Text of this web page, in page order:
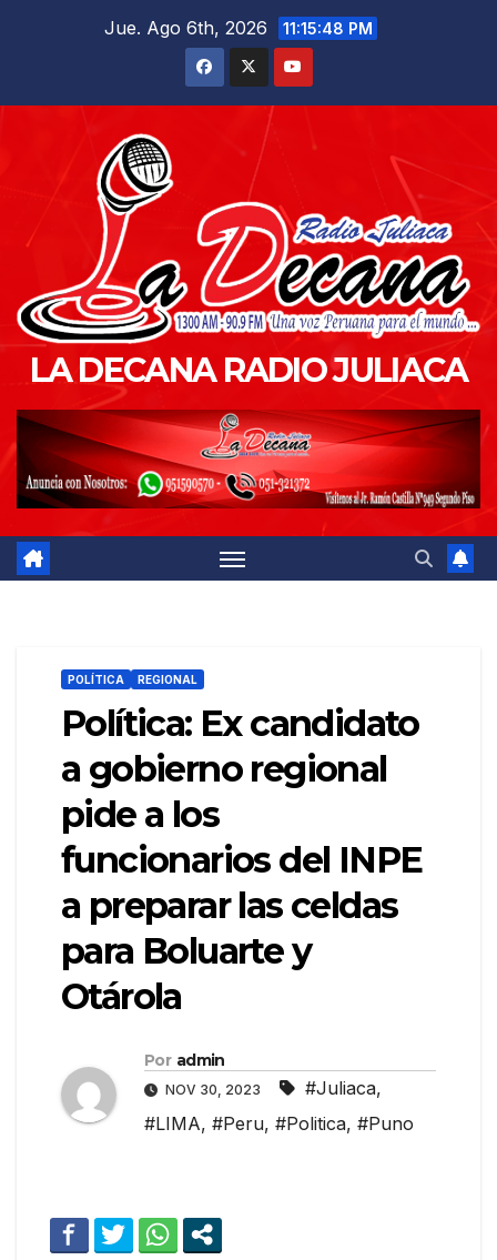
Jue. Ago 6th, 2026 11:15:49 PM
LA DECANA RADIO JULIACA
POLÍTICA REGIONAL
Política: Ex candidato
a gobierno regional
pide a los
funcionarios del INPE
a preparar las celdas
para Boluarte y
Otárola
Por admin
NOV 30, 2023 #Juliaca,
#LIMA, #Peru, #Politica, #Puno